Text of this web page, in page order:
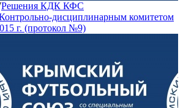
Решения КДК КФС
дисциплинарным комитетом
г. (протокол №9)